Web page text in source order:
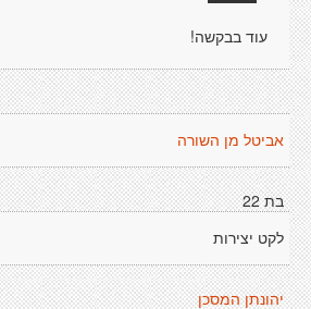
עוד בבקשה!
אביטל מן השורה
בת 22
לקט יצירות
יהונתן המסכן